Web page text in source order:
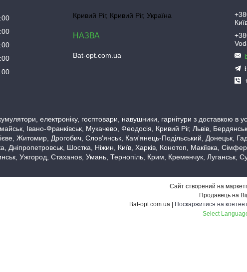
Кривий Ріг, Кривий Ріг, Україна
Bat-opt.com.ua
електроніку, госптовари, навушники, гарнітури з доставкою
Івано-Франківськ, Мукачево, Феодосія, Кривий Ріг, Львів,
Житомир, Дрогобич, Слов'янськ, Кам'янець-Подільський, Донецьк,
Дніпропетровськ, Шостка, Ніжин, Київ, Харків, Конотоп, Макіївка,
Ужгород, Стаханов, Умань, Тернопіль, Крим, Кременчук, Луганськ,
Сайт створений на
Продавець на
Поскаржитися на
Select